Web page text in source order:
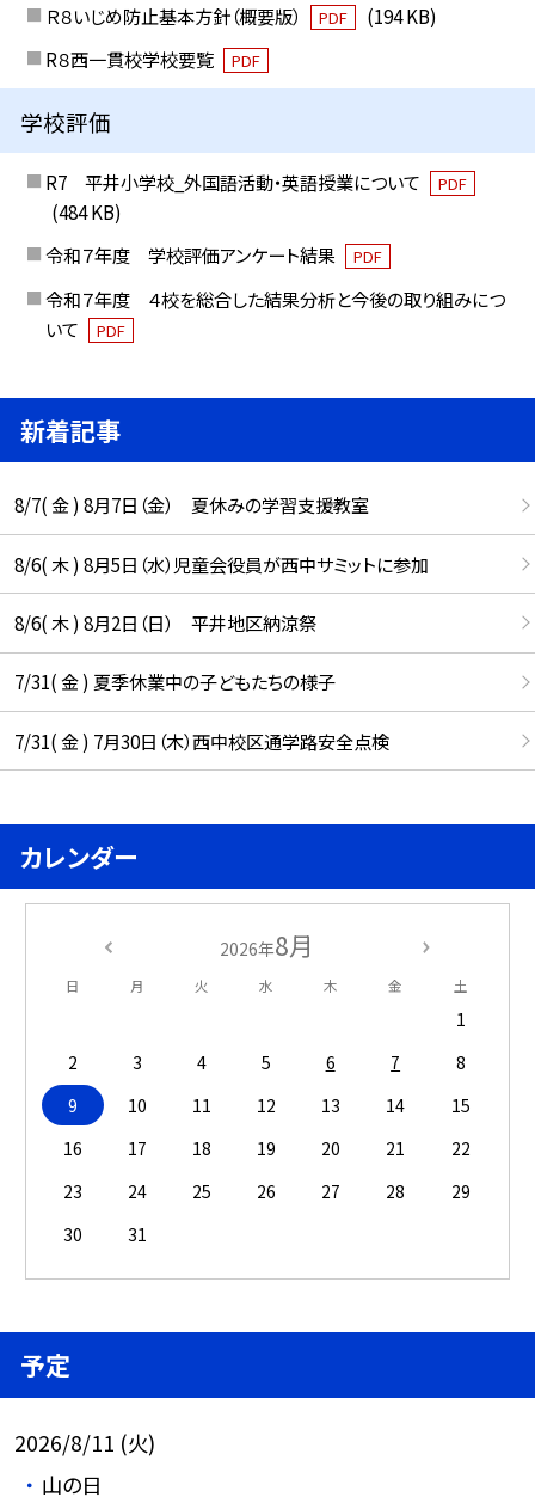
Ｒ８いじめ防止基本方針（概要版） PDF
(194 KB)
R８西一貫校学校要覧
PDF
学校評価
R7 平井小学校_外国語活動・英語授業について PDF
(484 KB)
令和７年度 学校評価アンケート結果
PDF
令和７年度 ４校を総合した結果分析と今後の取り組みにつ
いて
PDF
新着記事
8/7( 金 ) 8月7日（金） 夏休みの学習支援教室
8/6( 木 ) 8月5日（水）児童会役員が西中サミットに参加
8/6( 木 ) 8月2日（日） 平井地区納涼祭
7/31( 金 ) 夏季休業中の子どもたちの様子
7/31( 金 ) 7月30日（木）西中校区通学路安全点検
カレンダー
2026年8月
日 月 火 水 木 金 土
1
2
3 4 5 6 7
8
9
10 11 12 13 14
15
16
17 18 19 20 21
22
23
24 25 26 27 28
29
30
31
予定
2026/8/11 (火)
山の日